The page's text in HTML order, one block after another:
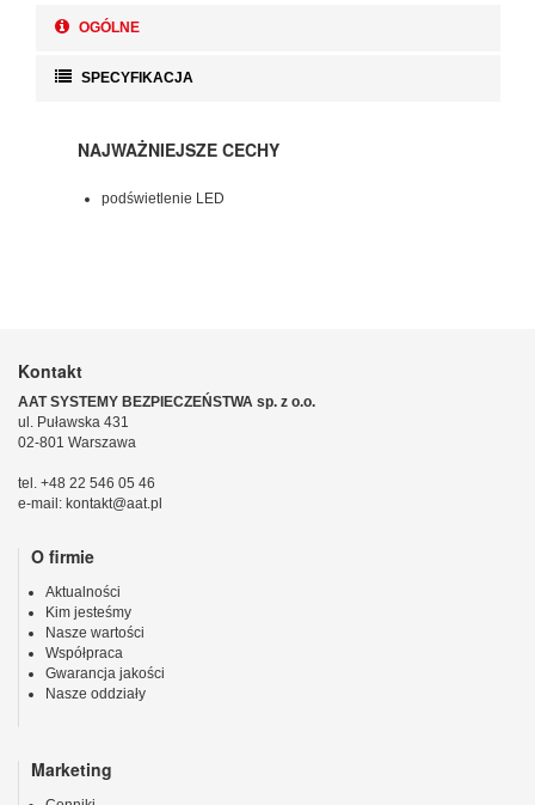
OGÓLNE
SPECYFIKACJA
NAJWAŻNIEJSZE CECHY
podświetlenie LED
Kontakt
AAT SYSTEMY BEZPIECZEŃSTWA sp. z o.o.
ul. Puławska 431
02-801 Warszawa
tel. +48 22 546 05 46
e-mail: kontakt@aat.pl
O firmie
Aktualności
Kim jesteśmy
Nasze wartości
Współpraca
Gwarancja jakości
Nasze oddziały
Marketing